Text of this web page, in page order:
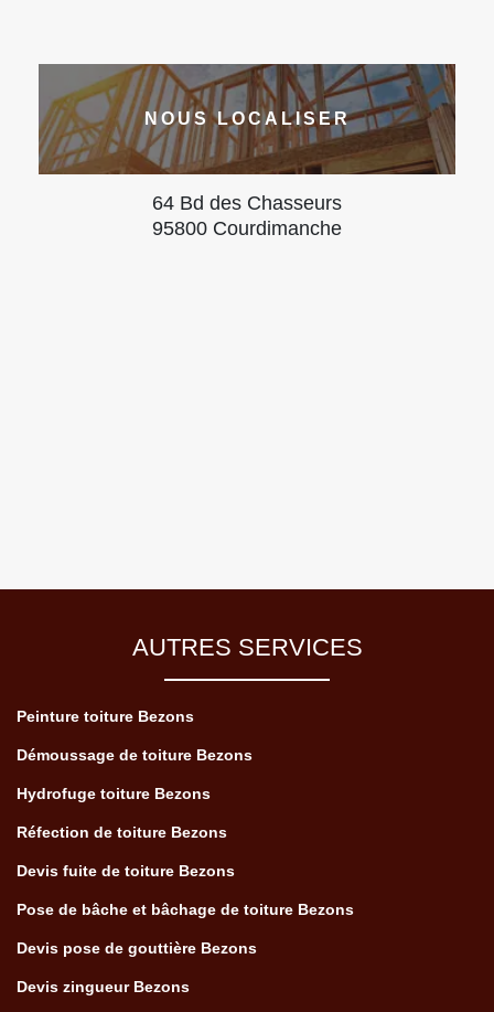
NOUS LOCALISER
64 Bd des Chasseurs
95800 Courdimanche
AUTRES SERVICES
Peinture toiture Bezons
Démoussage de toiture Bezons
Hydrofuge toiture Bezons
Réfection de toiture Bezons
Devis fuite de toiture Bezons
Pose de bâche et bâchage de toiture Bezons
Devis pose de gouttière Bezons
Devis zingueur Bezons